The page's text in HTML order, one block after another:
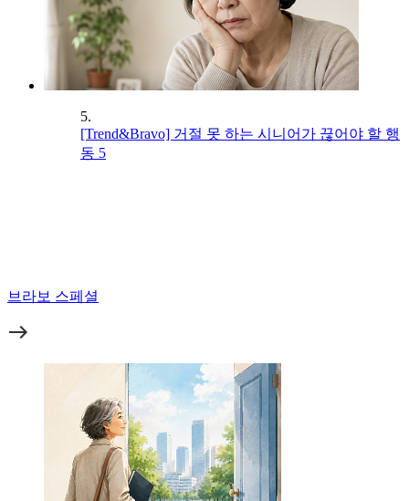
5.
[Trend&Bravo] 거절 못 하는 시니어가 끊어야 할 행
동 5
브라보 스페셜